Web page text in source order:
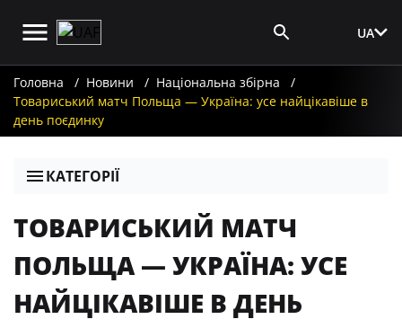
UA
Головна Новини
Національна збірна
Товариський матч Польща — Україна: усе найцікавіше в
день поєдинку
КАТЕГОРІЇ
ТОВАРИСЬКИЙ МАТЧ
ПОЛЬЩА — УКРАЇНА: УСЕ
НАЙЦІКАВІШЕ В ДЕНЬ